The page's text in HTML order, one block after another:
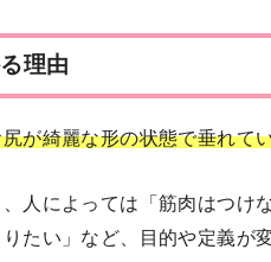
理由
が綺麗な形の状態で垂れて
人によっては「筋肉はつけ
たい」など、目的や定義が